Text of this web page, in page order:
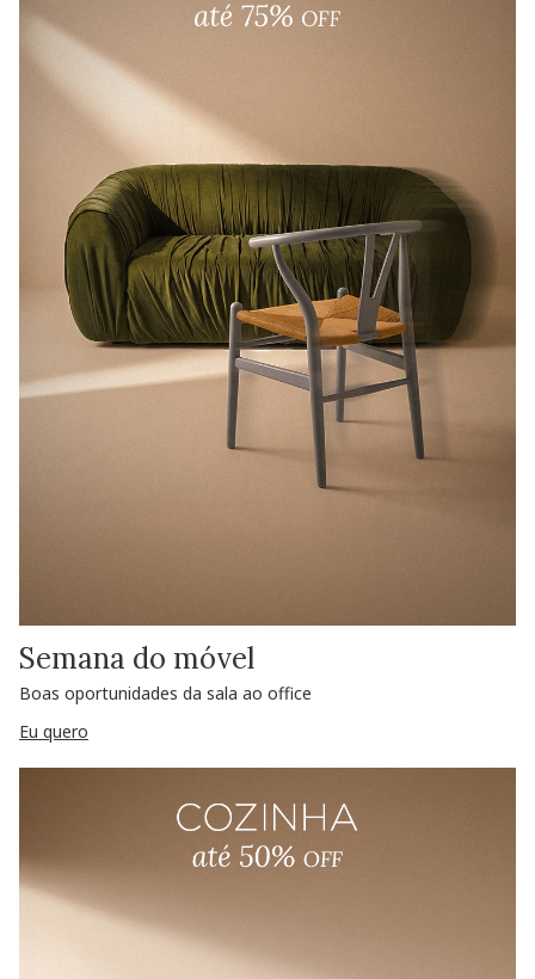
Semana do móvel
Boas oportunidades da sala ao office
Eu quero